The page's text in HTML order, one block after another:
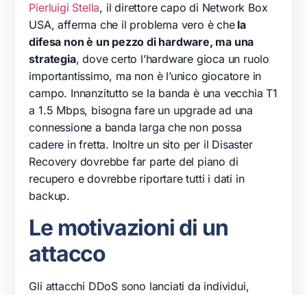
Pierluigi Stella, il direttore capo di Network Box
USA, afferma che il problema vero è chela
difesa non è un pezzo di hardware, ma una
strategia, dove certo l’hardware gioca un ruolo
importantissimo, ma non è l’unico giocatore in
campo. Innanzitutto se la banda è una vecchia T1
a 1.5 Mbps, bisogna fare un upgrade ad una
connessione a banda larga che non possa
cadere in fretta. Inoltre un sito per il Disaster
Recovery dovrebbe far parte del piano di
recupero e dovrebbe riportare tutti i dati in
backup.
Le motivazioni di un
attacco
Gli attacchi DDoS sono lanciati da individui,